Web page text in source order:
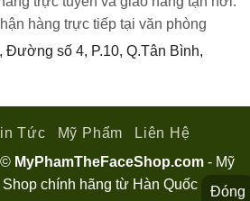
hàng trực tiếp tại văn phòng
Đường số 4, P.10, Q.Tân Bình,
Tức Mỹ Phẩm
Liên Hệ
© MyPhamTheFaceShop.com - Mỹ
chính hãng từ Hàn Quốc
Đóng